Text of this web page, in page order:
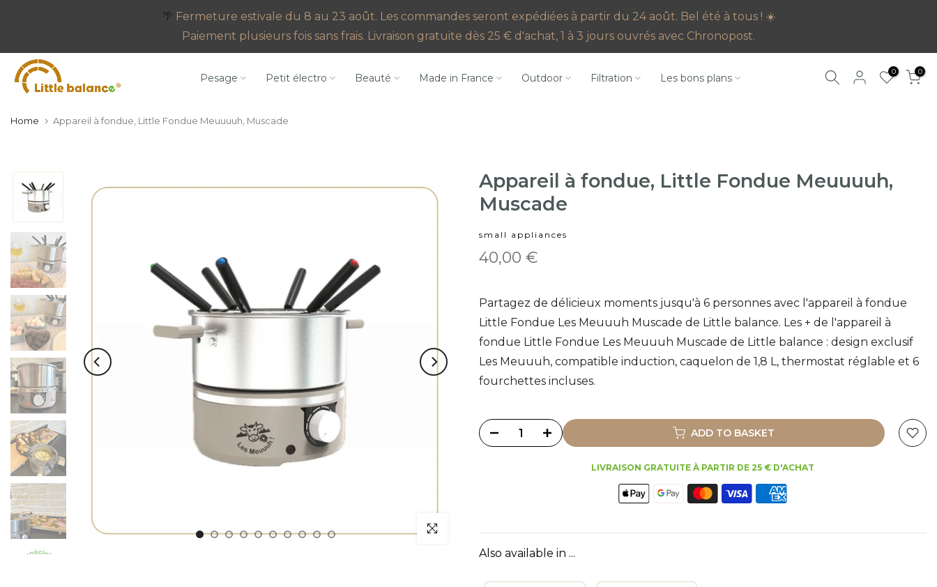
content
🌴 Fermeture estivale du 8 au 23 août. Les commandes seront expédiées à partir du 24 août. Bel été à tous ! ☀️
Paiement plusieurs fois sans frais. Livraison gratuite dès 25 € d'achat, 1 à 3 jours ouvrés avec Chronopost.
Pesage Petit électro Beauté Made in France Outdoor Filtration Les bons plans 0 0
Home Appareil à fondue, Little Fondue Meuuuuh, Muscade
Appareil à fondue, Little Fondue Meuuuuh,
Muscade
small appliances
40,00 €
Partagez de délicieux moments jusqu'à 6 personnes avec l'appareil à fondue
Little Fondue Les Meuuuh Muscade de Little balance. Les + de l'appareil à
fondue Little Fondue Les Meuuuh Muscade de Little balance : design exclusif
Les Meuuuh, compatible induction, caquelon de 1,8 L, thermostat réglable et 6
fourchettes incluses.
ADD TO BASKET
LIVRAISON GRATUITE À PARTIR DE 25 € D'ACHAT
Also available in ...